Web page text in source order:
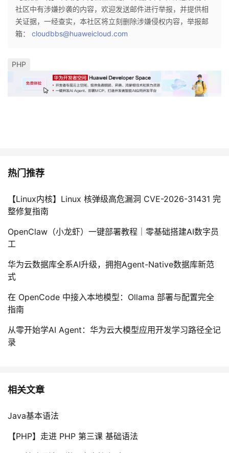
社区中有涉嫌抄袭的内容，欢迎发送邮件进行举报，并提供相
关证据，一经查实，本社区将立刻删除涉嫌侵权内容，举报邮
箱： cloudbbs@huaweicloud.com
PHP
热门推荐
【Linux内核】Linux 核弹级高危漏洞 CVE-2026-31431 完
整修复指南
OpenClaw（小龙虾）一键部署教程｜零基础搭建AI数字员
工
华为云数据库全系AI升级，拥抱Agent-Native数据库新范
式
在 OpenCode 中接入本地模型：Ollama 部署与配置完全
指南
从零开始学AI Agent：华为云大模型应用开发学习路径全记
录
相关文章
Java基本语法
【PHP】走进 PHP 第三课 基础语法